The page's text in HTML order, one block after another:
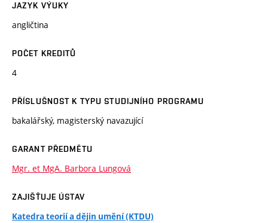
JAZYK VÝUKY
angličtina
POČET KREDITŮ
4
PŘÍSLUŠNOST K TYPU STUDIJNÍHO PROGRAMU
bakalářský, magisterský navazující
GARANT PŘEDMĚTU
Mgr. et MgA. Barbora Lungová
ZAJIŠŤUJE ÚSTAV
Katedra teorií a dějin umění (KTDU)